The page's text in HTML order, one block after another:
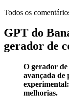
Todos os
GPT do
gerador de
O gerador
avançada de
melhorias.